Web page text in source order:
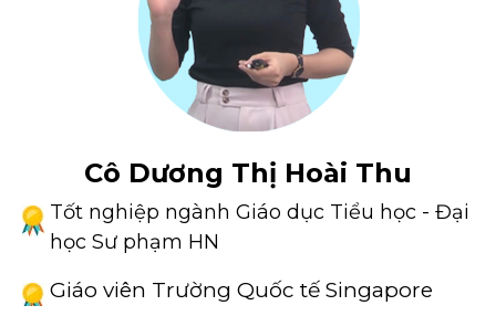
Cô Dương Thị Hoài Thu
Tốt nghiệp ngành Giáo dục Tiểu học - Đại
học Sư phạm HN
Giáo viên Trường Quốc tế Singapore